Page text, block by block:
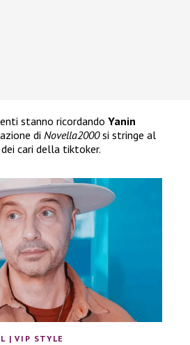
stanno ricordando Yanin
di Novella2000si stringe al
cari della tiktoker.
|VIP STYLE